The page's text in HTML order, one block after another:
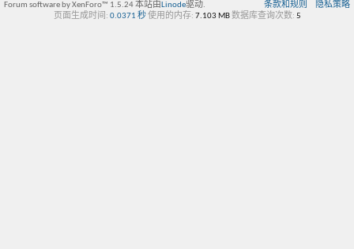
条款和规则 隐私策略
Forum software by XenForo™ 1.5.24本站由 Linode驱动.
页面生成时间: 0.0371 秒 使用的内存: 7.103 MB 数据库查询次数: 5